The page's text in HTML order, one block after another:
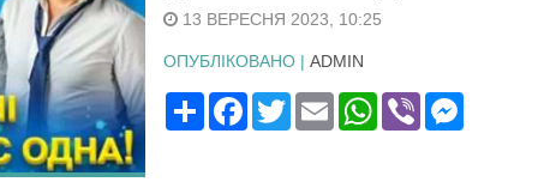
13 ВЕРЕСНЯ 2023, 10:25
ОПУБЛІКОВАНО | ADMIN
ПоширитиFacebook
TwitterEmail WhatsApp
Viber